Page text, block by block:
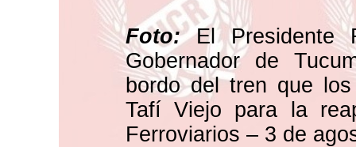
Foto:El Presidente
Gobernador de
bordo del tren que
Tafí Viejo para la
Ferroviarios – 3 de